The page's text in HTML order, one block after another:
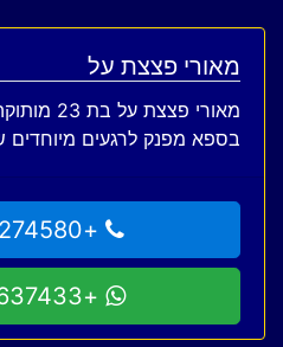
מאורי פצצת על
מאורי
בספא מפנק לרגעים מיוחדים
+972503274580
+972528637433